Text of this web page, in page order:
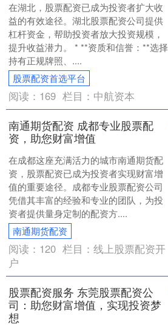
在湖北，股票配资已成为投资者扩大收
益的有效途径。湖北股票配资公司提供
杠杆资金，帮助投资者放大投资规模，
提升收益潜力。 * **资质和信誉：**选择
持有正规牌照、....
股票配资首选平台
阅读： 169 栏目： 中航资本
南通期货配资 成都专业股票配
资，助您财富增值
在成都这座充满活力的城市南通期货配
资，股票配资已成为投资者实现财富增
值的重要途径。成都专业股票配资公司
凭借其丰富的经验和专业的团队，为投
资者提供量身定制的配资方....
南通期货配资
阅读： 120 栏目：线上股票配资开
户
股票配资服务 东莞股票配资公
司：助您财富增值，实现投资梦
想